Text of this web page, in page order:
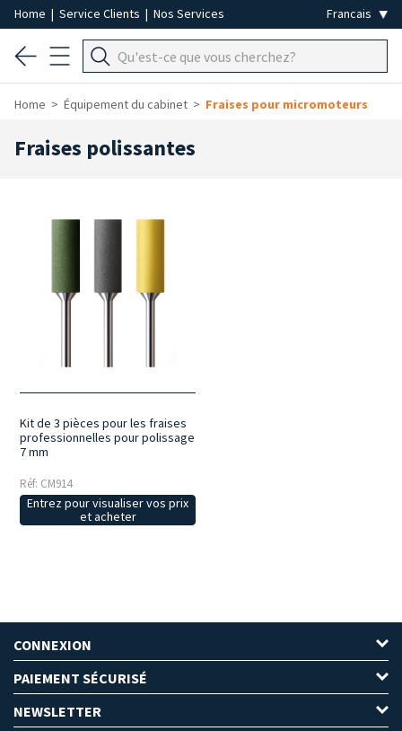
Home | Service Clients | Nos Services
Home Équipement du cabinet Fraises pour micromoteurs
Fraises polissantes
Kit de 3 pièces pour les fraises
professionnelles pour polissage
7 mm
Réf: CM914
Entrez pour visualiser vos prix
et acheter
CONNEXION
PAIEMENT SÉCURISÉ
NEWSLETTER